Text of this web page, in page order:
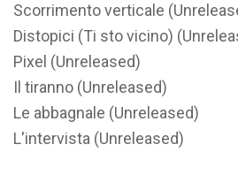
Scorrimento verticale
Distopici (Ti sto vicino)
Pixel (Unreleased)
Il tiranno (Unreleased)
Le abbagnale (Unreleased)
L'intervista (Unreleased)